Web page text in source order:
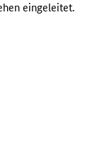
eingeleitet.